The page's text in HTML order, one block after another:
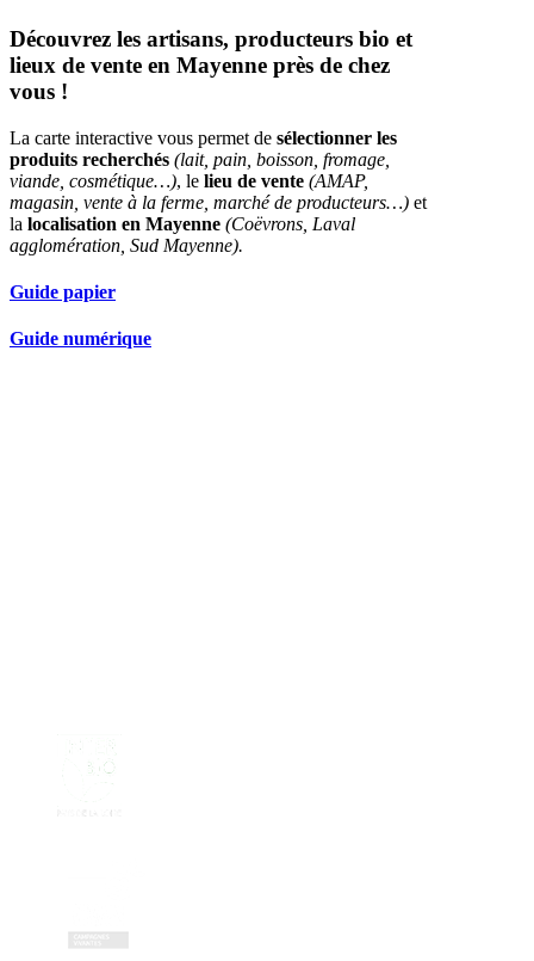
Découvrez les artisans, producteurs bio et
lieux de vente en Mayenne près de chez
vous !
La carte interactive vous permet de sélectionner les
produits recherchés (lait, pain, boisson, fromage,
viande, cosmétique…), le lieu de vente (AMAP,
magasin, vente à la ferme, marché de producteurs…) et
la localisation en Mayenne (Coëvrons, Laval
agglomération, Sud Mayenne).
Guide papier
Guide numérique